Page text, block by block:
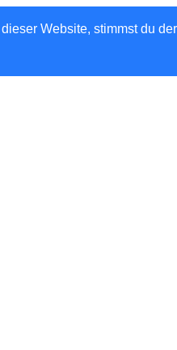
Website, stimmst du